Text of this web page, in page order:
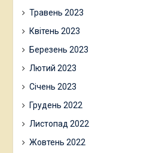
Травень 2023
Квітень 2023
Березень 2023
Лютий 2023
Січень 2023
Грудень 2022
Листопад 2022
Жовтень 2022